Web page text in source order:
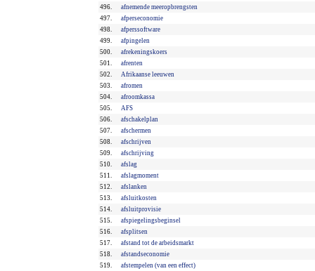
496.
afnemende meeropbrengsten
497.
afperseconomie
498.
afperssoftware
499.
afpingelen
500.
afrekeningskoers
501.
afrenten
502.
Afrikaanse leeuwen
503.
afromen
504.
afroomkassa
505.
AFS
506.
afschakelplan
507.
afschermen
508.
afschrijven
509.
afschrijving
510.
afslag
511.
afslagmoment
512.
afslanken
513.
afsluitkosten
514.
afsluitprovisie
515.
afspiegelingsbeginsel
516.
afsplitsen
517.
afstand tot de arbeidsmarkt
518.
afstandseconomie
519.
afstempelen (van een effect)